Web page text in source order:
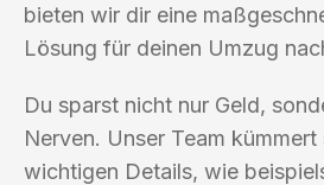
bieten wir dir eine
Lösung für deinen Umzug
Du sparst nicht nur Geld,
Nerven. Unser Team kümmert
wichtigen Details, wie